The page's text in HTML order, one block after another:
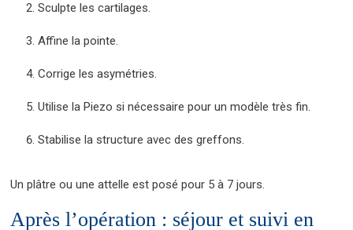
Sculpte les cartilages.
Affine la pointe.
Corrige les asymétries.
Utilise la Piezo si nécessaire pour un modèle très fin.
Stabilise la structure avec des greffons.
Un plâtre ou une attelle est posé pour 5 à 7 jours.
Après l’opération : séjour et suivi en